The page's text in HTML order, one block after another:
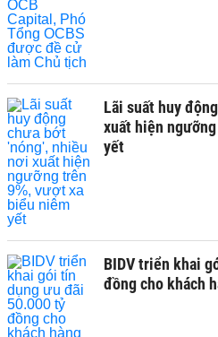
Lãi suất huy
xuất hiện
yết
BIDV triển khai
đồng cho khách